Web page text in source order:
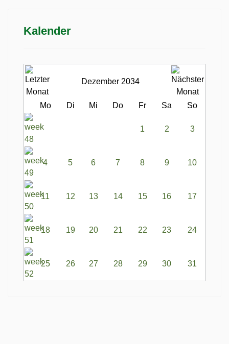
Kalender
Dezember 2034
Mo Di Mi Do Fr Sa So
1 2 3
4 5 6 7 8 9 10
11 12 13 14 15 16 17
18 19 20 21 22 23 24
25 26 27 28 29 30 31